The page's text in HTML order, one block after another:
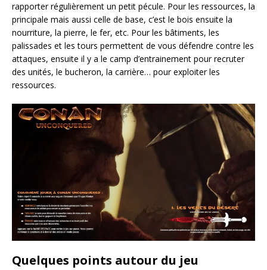
rapporter régulièrement un petit pécule. Pour les ressources, la
principale mais aussi celle de base, c’est le bois ensuite la
nourriture, la pierre, le fer, etc. Pour les bâtiments, les
palissades et les tours permettent de vous défendre contre les
attaques, ensuite il y a le camp d’entrainement pour recruter
des unités, le bucheron, la carrière… pour exploiter les
ressources.
Quelques points autour du jeu